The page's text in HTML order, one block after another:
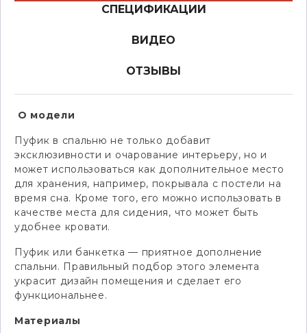
СПЕЦИФИКАЦИИ
ВИДЕО
ОТЗЫВЫ
О модели
Пуфик в спальню не только добавит
эксклюзивности и очарование интерьеру, но и
может использоваться как дополнительное место
для хранения, например, покрывала с постели на
время сна. Кроме того, его можно использовать в
качестве места для сидения, что может быть
удобнее кровати.
Пуфик или банкетка — приятное дополнение
спальни. Правильный подбор этого элемента
украсит дизайн помещения и сделает его
функциональнее.
Материалы